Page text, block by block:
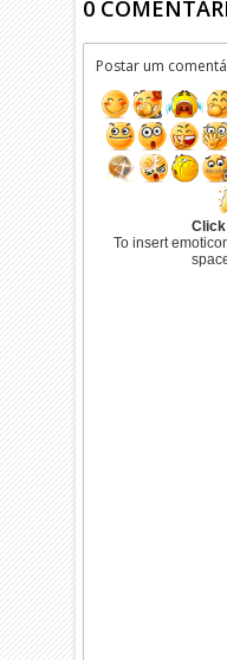
0
Postar um
To insert